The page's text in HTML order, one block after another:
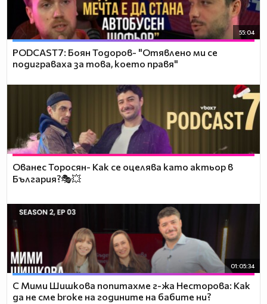
55:04
PODCAST7: ‪Боян Тодоров- "Отявлено ми се
подиграваха за това, което правя"
Ованес Торосян- Как се оцелява като актьор в
България?🎭💥
01:05:34
С Мими Шишкова попитахме г-жа Несторова: Как
да не сме broke на годините на бабите ни?